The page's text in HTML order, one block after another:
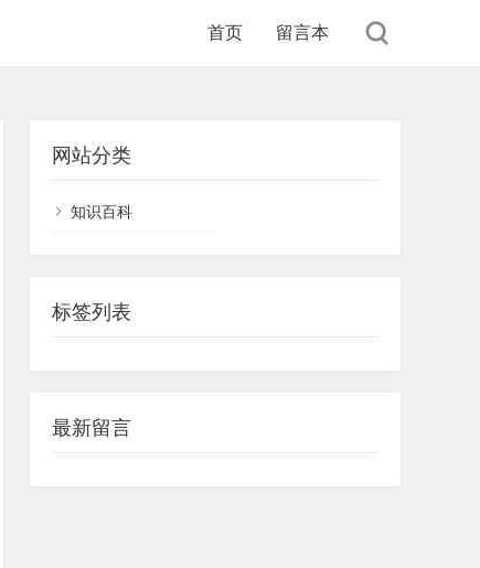
首页 留言本
网站分类
知识百科
标签列表
最新留言